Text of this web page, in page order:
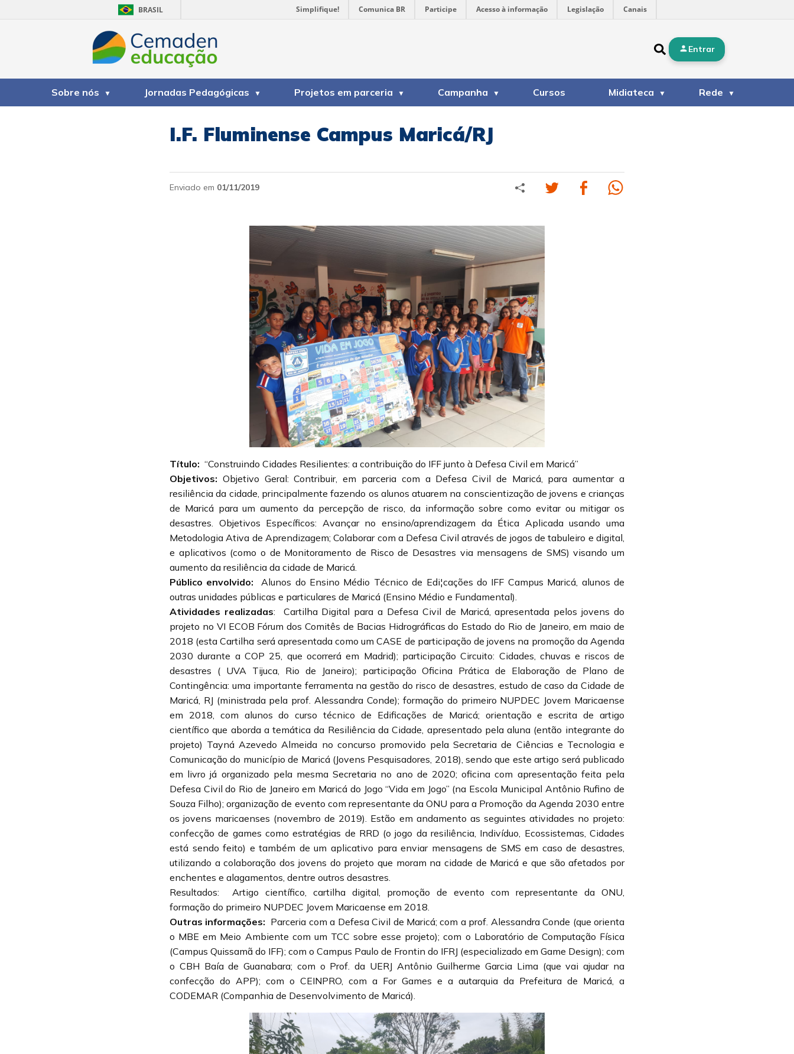
BRASIL Simplifique! Comunica BR Participe Acesso à informação Legislação Canais
Entrar
Sobre nós Jornadas Pedagógicas Projetos em parceria Campanha Cursos Midiateca Rede
I.F. Fluminense Campus Maricá/RJ
Enviado em 01/11/2019
Título: “Construindo Cidades Resilientes: a contribuição do IFF junto à Defesa Civil em Maricá”
Objetivos: Objetivo Geral: Contribuir, em parceria com a Defesa Civil de Maricá, para aumentar a
resiliência da cidade, principalmente fazendo os alunos atuarem na conscientização de jovens e crianças
de Maricá para um aumento da percepção de risco, da informação sobre como evitar ou mitigar os
desastres. Objetivos Específicos: Avançar no ensino/aprendizagem da Ética Aplicada usando uma
Metodologia Ativa de Aprendizagem; Colaborar com a Defesa Civil através de jogos de tabuleiro e digital,
e aplicativos (como o de Monitoramento de Risco de Desastres via mensagens de SMS) visando um
aumento da resiliência da cidade de Maricá.
Público envolvido:
Alunos do Ensino Médio Técnico de Edi¦cações do IFF Campus Maricá, alunos de
outras unidades públicas e particulares de Maricá (Ensino Médio e Fundamental).
Atividades realizadas: Cartilha Digital para a Defesa Civil de Maricá, apresentada pelos jovens do
projeto no VI ECOB Fórum dos Comitês de Bacias Hidrográficas do Estado do Rio de Janeiro, em maio de
2018 (esta Cartilha será apresentada como um CASE de participação de jovens na promoção da Agenda
2030 durante a COP 25, que ocorrerá em Madrid); participação Circuito: Cidades, chuvas e riscos de
desastres ( UVA Tijuca, Rio de Janeiro); participação Oficina Prática de Elaboração de Plano de
Contingência: uma importante ferramenta na gestão do risco de desastres, estudo de caso da Cidade de
Maricá, RJ (ministrada pela prof. Alessandra Conde); formação do primeiro NUPDEC Jovem Maricaense
em 2018, com alunos do curso técnico de Edificações de Maricá; orientação e escrita de artigo
científico que aborda a temática da Resiliência da Cidade, apresentado pela aluna (então integrante do
projeto) Tayná Azevedo Almeida no concurso promovido pela Secretaria de Ciências e Tecnologia e
Comunicação do município de Maricá (Jovens Pesquisadores, 2018), sendo que este artigo será publicado
em livro já organizado pela mesma Secretaria no ano de 2020; oficina com apresentação feita pela
Defesa Civil do Rio de Janeiro em Maricá do Jogo “Vida em Jogo” (na Escola Municipal Antônio Rufino de
Souza Filho); organização de evento com representante da ONU para a Promoção da Agenda 2030 entre
os jovens maricaenses (novembro de 2019). Estão em andamento as seguintes atividades no projeto:
confecção de games como estratégias de RRD (o jogo da resiliência, Indivíduo, Ecossistemas, Cidades
está sendo feito) e também de um aplicativo para enviar mensagens de SMS em caso de desastres,
utilizando a colaboração dos jovens do projeto que moram na cidade de Maricá e que são afetados por
enchentes e alagamentos, dentre outros desastres.
Resultados: Artigo científico, cartilha digital, promoção de evento com representante da ONU,
formação do primeiro NUPDEC Jovem Maricaense em 2018.
Outras informações: Parceria com a Defesa Civil de Maricá; com a prof. Alessandra Conde (que orienta
o MBE em Meio Ambiente com um TCC sobre esse projeto); com o Laboratório de Computação Física
(Campus Quissamã do IFF); com o Campus Paulo de Frontin do IFRJ (especializado em Game Design); com
o CBH Baía de Guanabara; com o Prof. da UERJ Antônio Guilherme Garcia Lima (que vai ajudar na
confecção do APP); com o CEINPRO, com a For Games e a autarquia da Prefeitura de Maricá, a
CODEMAR (Companhia de Desenvolvimento de Maricá).